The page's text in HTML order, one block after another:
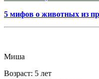
5 мифов о животных из
Миша
Возраст: 5 лет